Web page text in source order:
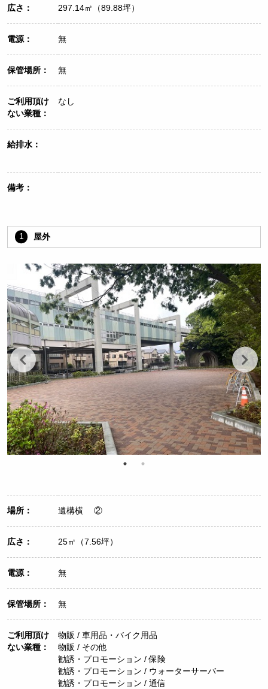
広さ： 297.14㎡（89.88坪）
電源： 無
保管場所： 無
ご利用頂け
ない業種：
なし
給排水：
備考：
1 屋外
場所： 遺構横 ②
広さ： 25㎡（7.56坪）
電源： 無
保管場所： 無
ご利用頂け
ない業種：
物販 / 車用品・バイク用品
物販 / その他
勧誘・プロモーション / 保険
勧誘・プロモーション / ウォーターサーバー
勧誘・プロモーション / 通信